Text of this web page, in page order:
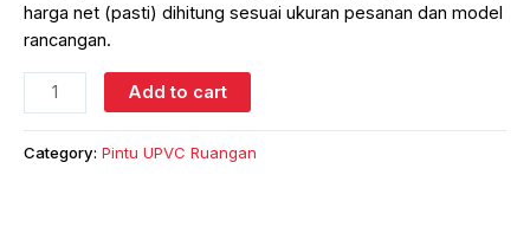
harga net (pasti) dihitung sesuai ukuran pesanan dan model
rancangan.
Pintu
Toilet
UPVC
Hitam
Add to cart
Category: Pintu UPVC Ruangan